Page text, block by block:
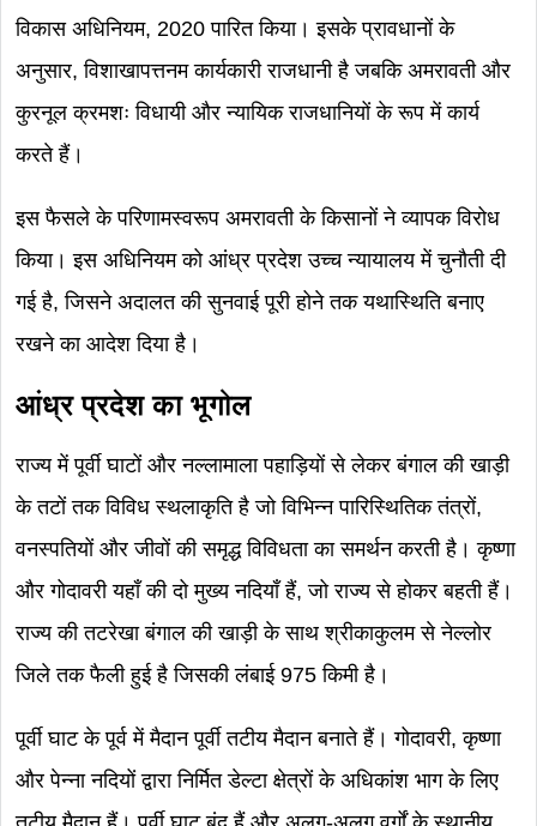
विकास अधिनियम, 2020 पारित किया। इसके प्रावधानों के
अनुसार, विशाखापत्तनम कार्यकारी राजधानी है जबकि अमरावती और
कुरनूल क्रमशः विधायी और न्यायिक राजधानियों के रूप में कार्य
करते हैं।
इस फैसले के परिणामस्वरूप अमरावती के किसानों ने व्यापक विरोध
किया। इस अधिनियम को आंध्र प्रदेश उच्च न्यायालय में चुनौती दी
गई है, जिसने अदालत की सुनवाई पूरी होने तक यथास्थिति बनाए
रखने का आदेश दिया है।
आंध्र प्रदेश का भूगोल
राज्य में पूर्वी घाटों और नल्लामाला पहाड़ियों से लेकर बंगाल की खाड़ी
के तटों तक विविध स्थलाकृति है जो विभिन्न पारिस्थितिक तंत्रों,
वनस्पतियों और जीवों की समृद्ध विविधता का समर्थन करती है। कृष्णा
और गोदावरी यहाँ की दो मुख्य नदियाँ हैं, जो राज्य से होकर बहती हैं।
राज्य की तटरेखा बंगाल की खाड़ी के साथ श्रीकाकुलम से नेल्लोर
जिले तक फैली हुई है जिसकी लंबाई 975 किमी है।
पूर्वी घाट के पूर्व में मैदान पूर्वी तटीय मैदान बनाते हैं। गोदावरी, कृष्णा
और पेन्ना नदियों द्वारा निर्मित डेल्टा क्षेत्रों के अधिकांश भाग के लिए